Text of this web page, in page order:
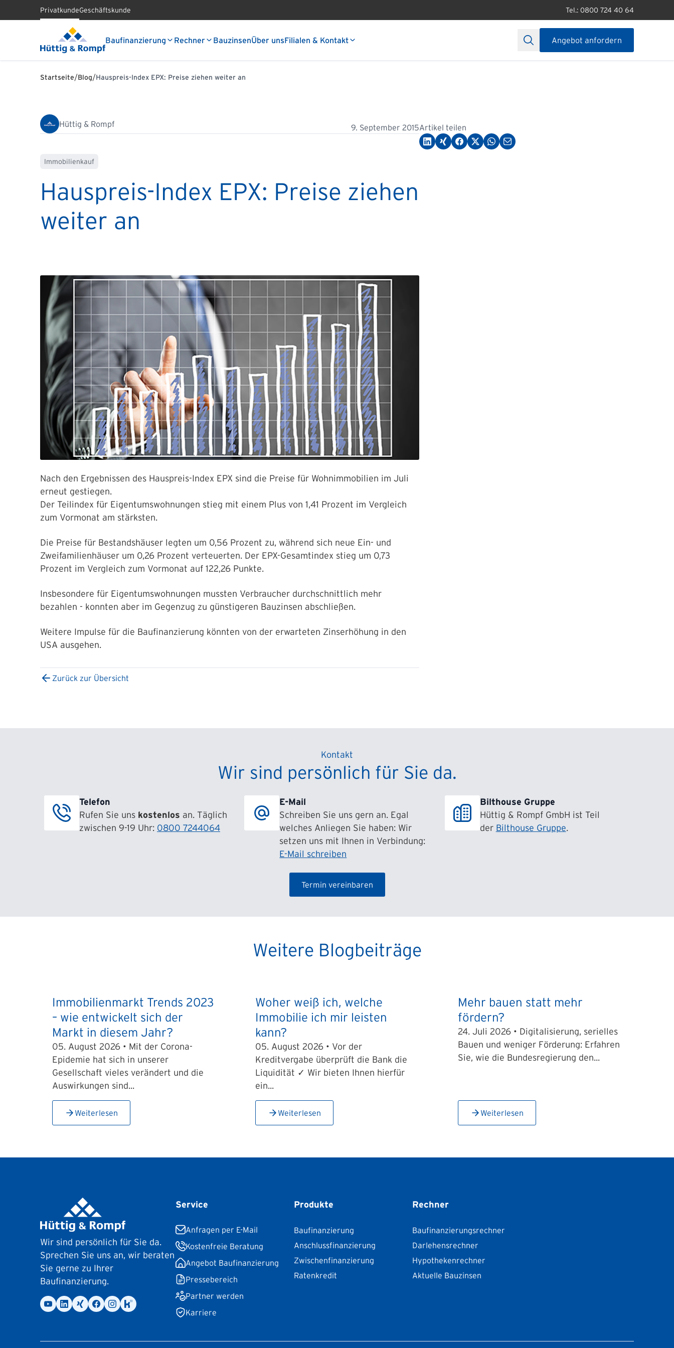
PrivatkundeGeschäftskunde Tel.: 0800 724 40 64
Baufinanzierung Rechner BauzinsenÜber unsFilialen & Kontakt Angebot anfordern
Startseite/Blog/Hauspreis-Index EPX: Preise ziehen weiter an
Hüttig & Rompf 9. September 2015
Immobilienkauf
Hauspreis-Index EPX: Preise ziehen
weiter an
Nach den Ergebnissen des Hauspreis-Index EPX sind die Preise für Wohnimmobilien im Juli
erneut gestiegen.
Der Teilindex für Eigentumswohnungen stieg mit einem Plus von 1,41 Prozent im Vergleich
zum Vormonat am stärksten.
Die Preise für Bestandshäuser legten um 0,56 Prozent zu, während sich neue Ein- und
Zweifamilienhäuser um 0,26 Prozent verteuerten. Der EPX-Gesamtindex stieg um 0,73
Prozent im Vergleich zum Vormonat auf 122,26 Punkte.
Insbesondere für Eigentumswohnungen mussten Verbraucher durchschnittlich mehr
bezahlen - konnten aber im Gegenzug zu günstigeren Bauzinsen abschließen.
Weitere Impulse für die Baufinanzierung könnten von der erwarteten Zinserhöhung in den
USA ausgehen.
Zurück zur Übersicht
Artikel teilen
Kontakt
Wir sind persönlich für Sie da.
Telefon
Rufen Sie uns kostenlos an. Täglich
zwischen 9-19 Uhr: 0800 7244064
E-Mail
Schreiben Sie uns gern an. Egal
welches Anliegen Sie haben: Wir
setzen uns mit Ihnen in Verbindung:
E-Mail schreiben
Bilthouse Gruppe
Hüttig & Rompf GmbH ist Teil
der Bilthouse Gruppe.
Termin vereinbaren
Weitere Blogbeiträge
Immobilienmarkt Trends 2023
– wie entwickelt sich der
Markt in diesem Jahr?
05. August 2026 • Mit der Corona-
Epidemie hat sich in unserer
Gesellschaft vieles verändert und die
Auswirkungen sind...
Weiterlesen
Woher weiß ich, welche
Immobilie ich mir leisten
kann?
05. August 2026 • Vor der
Kreditvergabe überprüft die Bank die
Liquidität ✓ Wir bieten Ihnen hierfür
ein...
Weiterlesen
Mehr bauen statt mehr
fördern?
24. Juli 2026 • Digitalisierung, serielles
Bauen und weniger Förderung: Erfahren
Sie, wie die Bundesregierung den...
Weiterlesen
Wir sind persönlich für Sie da.
Sprechen Sie uns an, wir beraten
Sie gerne zu Ihrer
Baufinanzierung.
Service
Anfragen per E-Mail
Kostenfreie Beratung
Angebot Baufinanzierung
Pressebereich
Partner werden
Karriere
Produkte
Baufinanzierung
Anschlussfinanzierung
Zwischenfinanzierung
Ratenkredit
Rechner
Baufinanzierungsrechner
Darlehensrechner
Hypothekenrechner
Aktuelle Bauzinsen